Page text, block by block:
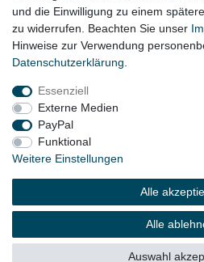
und die Einwilligung zu einem
zu widerrufen. Beachten Sie unser
Hinweise zur Verwendung
Daten­schutz­erklärung
Essenziell
Externe Medien
PayPal
Funktional
Weitere Einstellungen
Alle
Alle
Auswahl
Impressum
Widerrufs­recht
© Copyright 2026 | Alle